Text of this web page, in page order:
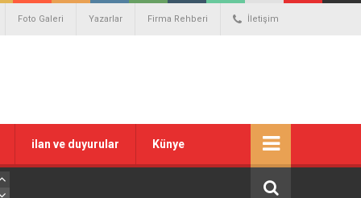
Foto Galeri Yazarlar Firma Rehberi İletişim
ilan ve duyurular Künye